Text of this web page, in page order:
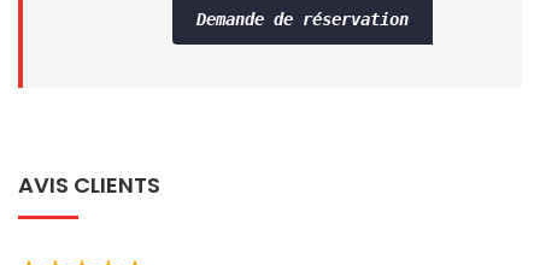
Demande de réservation
AVIS CLIENTS